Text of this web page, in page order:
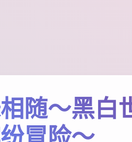
随～黑白
冒险～